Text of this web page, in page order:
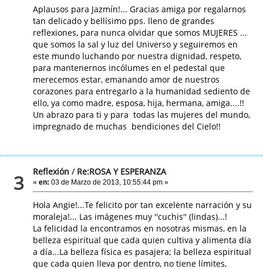
Aplausos para Jazmín!... Gracias amiga por regalarnos
tan delicado y bellísimo pps. lleno de grandes
reflexiones, para nunca olvidar que somos MUJERES ...
que somos la sal y luz del Universo y seguiremos en
este mundo luchando por nuestra dignidad, respeto,
para mantenernos incólumes en el pedestal que
merecemos estar, emanando amor de nuestros
corazones para entregarlo a la humanidad sediento de
ello, ya como madre, esposa, hija, hermana, amiga....!!
Un abrazo para ti y para todas las mujeres del mundo,
impregnado de muchas bendiciones del Cielo!!
3 Reflexión / Re:ROSA Y ESPERANZA
«en: 03 de Marzo de 2013, 10:55:44 pm »
Hola Angie!...Te felicito por tan excelente narración y su
moraleja!... Las imágenes muy ''cuchis'' (lindas)...!
La felicidad la encontramos en nosotras mismas, en la
belleza espiritual que cada quien cultiva y alimenta día
a día...La belleza física es pasajera; la belleza espiritual
que cada quien lleva por dentro, no tiene límites,